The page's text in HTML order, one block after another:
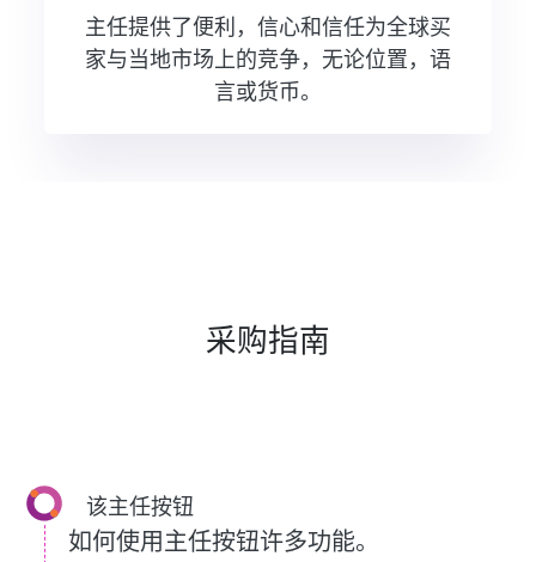
主任提供了便利，信心和信任为全球买
家与当地市场上的竞争，无论位置，语
言或货币。
采购指南
该主任按钮
如何使用主任按钮许多功能。